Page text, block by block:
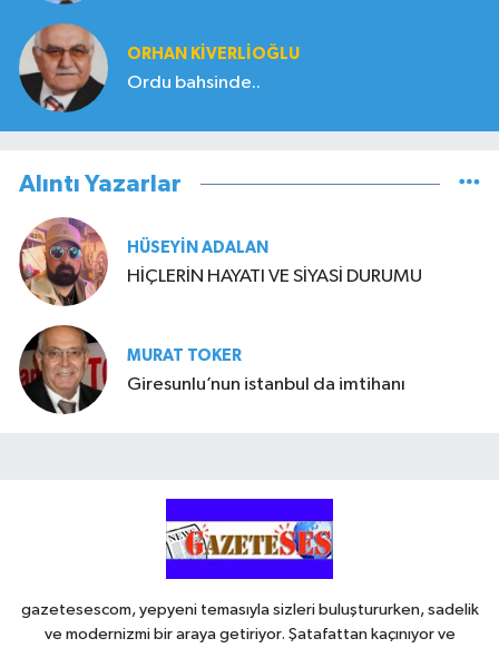
ORHAN KIVERLIOĞLU
Ordu bahsinde..
Alıntı Yazarlar
HÜSEYIN ADALAN
HİÇLERİN HAYATI VE SİYASİ DURUMU
MURAT TOKER
Giresunlu’nun istanbul da imtihanı
gazetesescom, yepyeni temasıyla sizleri buluştururken, sadelik
ve modernizmi bir araya getiriyor. Şatafattan kaçınıyor ve